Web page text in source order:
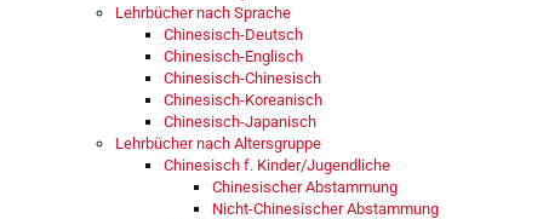
Lehrbücher nach Sprache
Chinesisch-Deutsch
Chinesisch-Englisch
Chinesisch-Chinesisch
Chinesisch-Koreanisch
Chinesisch-Japanisch
Lehrbücher nach Altersgruppe
Chinesisch f. Kinder/Jugendliche
Chinesischer Abstammung
Nicht-Chinesischer Abstammung